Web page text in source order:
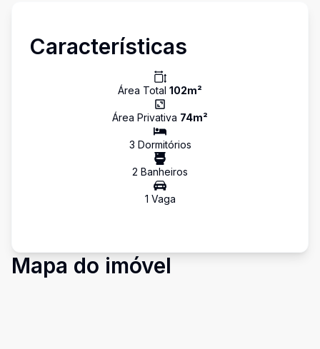
Características
Área Total 102m²
Área Privativa 74m²
3 Dormitórios
2 Banheiros
1 Vaga
Mapa do imóvel